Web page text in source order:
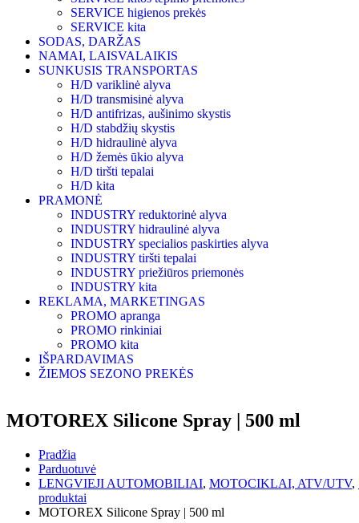
SERVICE higienos prekės
SERVICE kita
SODAS, DARŽAS
NAMAI, LAISVALAIKIS
SUNKUSIS TRANSPORTAS
H/D variklinė alyva
H/D transmisinė alyva
H/D antifrizas, aušinimo skystis
H/D stabdžių skystis
H/D hidraulinė alyva
H/D žemės ūkio alyva
H/D tiršti tepalai
H/D kita
PRAMONĖ
INDUSTRY reduktorinė alyva
INDUSTRY hidraulinė alyva
INDUSTRY specialios paskirties alyva
INDUSTRY tiršti tepalai
INDUSTRY priežiūros priemonės
INDUSTRY kita
REKLAMA, MARKETINGAS
PROMO apranga
PROMO rinkiniai
PROMO kita
IŠPARDAVIMAS
ŽIEMOS SEZONO PREKĖS
MOTOREX Silicone Spray | 500 ml
Pradžia
Parduotuvė
LENGVIEJI AUTOMOBILIAI, MOTOCIKLAI, ATV/UTV,
produktai
MOTOREX Silicone Spray | 500 ml